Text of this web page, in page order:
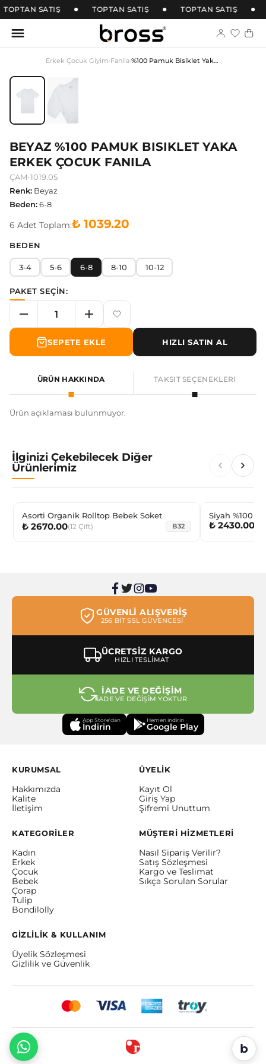
TOPTAN SATIŞ TOPTAN SATIŞ TOPTAN SATIŞ
Erkek Çocuk Giyim›Fanila› %100 Pamuk Bisiklet Yaka Erkek Çocuk Fanila
BEYAZ %100 PAMUK BISIKLET YAKA
ERKEK ÇOCUK FANILA
ÇAM-1019.05
Renk: Beyaz
Beden:6-8
6 Adet Toplam:₺ 1039.20
BEDEN
3-4 5-6 6-8 8-10 10-12
PAKET SEÇİN:
SEPETE EKLE HIZLI SATIN AL
ÜRÜN HAKKINDA TAKSIT SEÇENEKLERI
Ürün açıklaması bulunmuyor.
İlginizi Çekebilecek Diğer
Ürünlerimiz
Asorti Organik Rolltop Bebek Soket
₺ 2670.00(12 Çift) B32
Siyah %100
₺ 2430.00
GÜVENLİ ALIŞVERİŞ
256 BİT SSL GÜVENCESİ
ÜCRETSİZ KARGO
HIZLI TESLİMAT
İADE VE DEĞİŞİM
İADE VE DEĞİŞİM YOKTUR
App Store'dan
İndirin
Hemen indirin
Google Play
KURUMSAL
Hakkımızda
Kalite
İletişim
ÜYELİK
Kayıt Ol
Giriş Yap
Şifremi Unuttum
KATEGORİLER
Kadın
Erkek
Çocuk
Bebek
Çorap
Tulip
Bondilolly
MÜŞTERİ HİZMETLERİ
Nasıl Sipariş Verilir?
Satış Sözleşmesi
Kargo ve Teslimat
Sıkça Sorulan Sorular
GİZLİLİK & KULLANIM
Üyelik Sözleşmesi
Gizlilik ve Güvenlik
b